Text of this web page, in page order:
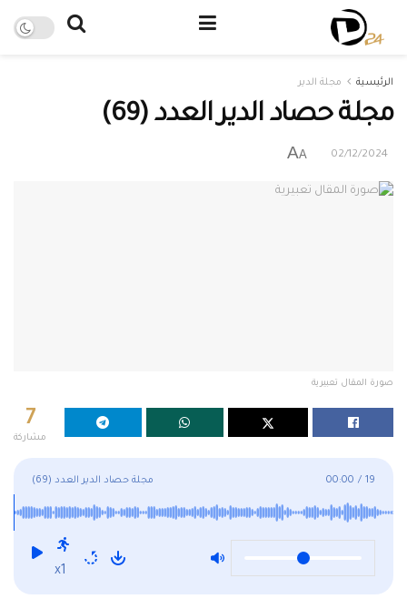
الرئيسية مجلة الدير
مجلة حصاد الدير العدد (69)
02/12/2024
A
A
صورة المقال تعبيرية
7
مشاركة
مجلة حصاد الدير العدد (69) 00:00 / 19
x1